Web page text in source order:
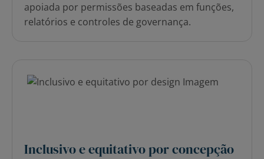
apoiada por permissões baseadas em funções,
relatórios e controles de governança.
Inclusivo e equitativo por concepção